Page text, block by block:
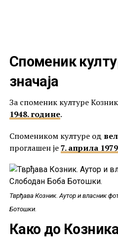
Споменик
значаја
За споменик културе
1948. године.
Спомеником културе од
проглашен је7. априла
Тврђава Козник. Аутор и власник
Ботошки.
Како до